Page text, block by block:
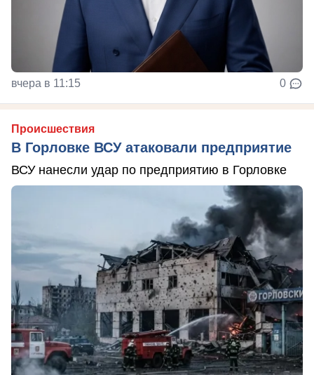
вчера в 11:15 0
Происшествия
В Горловке ВСУ атаковали предприятие
ВСУ нанесли удар по предприятию в Горловке